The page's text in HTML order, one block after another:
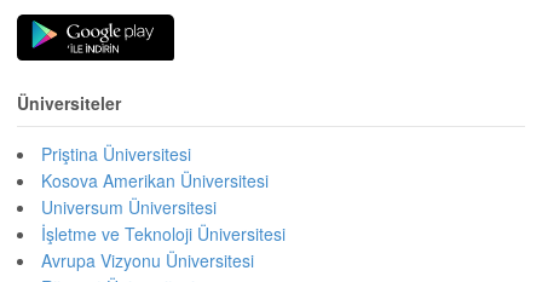
Üniversiteler
Priştina Üniversitesi
Kosova Amerikan Üniversitesi
Universum Üniversitesi
İşletme ve Teknoloji Üniversitesi
Avrupa Vizyonu Üniversitesi